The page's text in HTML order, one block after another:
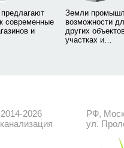
современные
и
Земли
возможности
других
участках и…
2026
РФ,
ул.